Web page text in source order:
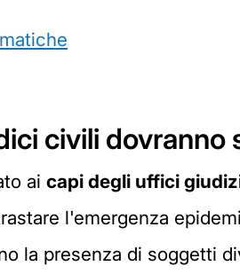
civili dovranno
ai capi degli uffici
l'emergenza
la presenza di soggetti